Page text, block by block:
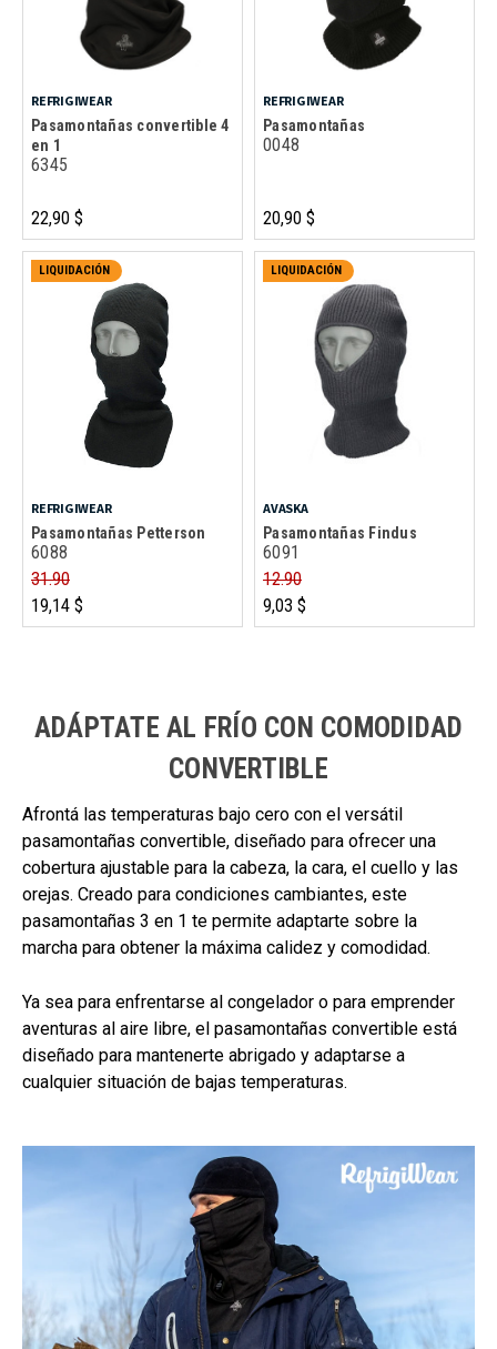
REFRIGIWEAR
Pasamontañas convertible 4
en 1
6345
22,90 $
REFRIGIWEAR
Pasamontañas
0048
20,90 $
LIQUIDACIÓN
REFRIGIWEAR
Pasamontañas Petterson
6088
31.90
19,14 $
LIQUIDACIÓN
AVASKA
Pasamontañas Findus
6091
12.90
9,03 $
ADÁPTATE AL FRÍO CON COMODIDAD
CONVERTIBLE
Afrontá las temperaturas bajo cero con el versátil
pasamontañas convertible, diseñado para ofrecer una
cobertura ajustable para la cabeza, la cara, el cuello y las
orejas. Creado para condiciones cambiantes, este
pasamontañas 3 en 1 te permite adaptarte sobre la
marcha para obtener la máxima calidez y comodidad.
Ya sea para enfrentarse al congelador o para emprender
aventuras al aire libre, el pasamontañas convertible está
diseñado para mantenerte abrigado y adaptarse a
cualquier situación de bajas temperaturas.